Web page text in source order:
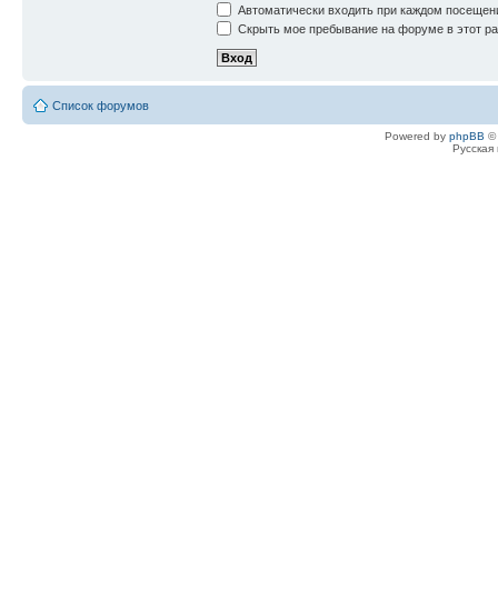
Автоматически входить при каждом
Скрыть мое пребывание на форуме в этот
Список форумов
Powered by phpBB ©